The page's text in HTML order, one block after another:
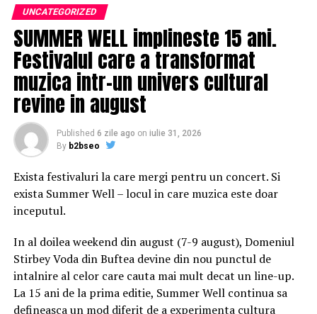
parteneriat ori a semnării unui contrat, trebuie să ştii că
există riscul ca spiritele să se încingă. S-ar putea ca
unele păreri să se fi schimbat ori poate că cineva
protestează în ceea ce priveşte unii termeni ai
înţelegerii care este pe cale să fie semnată. S-ar putea să
fii chiar tu acela(ea) care s-a răzgândit sau care ar vrea
să se rediscute anumite chestiuni. În cazul în care simţi
că ai fost dus(ă) de nas, acum este momentul să vorbeşti.
Horoscop Gemeni
Dintr-un motiv sau altul, s-ar putea ca astăzi să
cheltuieşti mai mult decât ţi-ai propus. Ori poate este
aveai cum să le anticipezi. Ce-i drept, au apărut
oportunităţi financiare în ultima vreme şi ai de unde să
dai, dar nu ar fi rău ca, pe viitor, să îţi aloci un buget de
criză pentru a nu risca să te trezeşti cu buzunarele goale
sau fără buget de weekend. De asemenea, gândeşte-te la
UNCATEGORIZED
SUMMER WELL implineste 15 ani.
Festivalul care a transformat
muzica intr-un univers cultural
revine in august
Published 6 zile ago on iulie 31, 2026
By b2bseo
Exista festivaluri la care mergi pentru un concert. Si
exista Summer Well – locul in care muzica este doar
inceputul.
In al doilea weekend din august (7-9 august), Domeniul
Stirbey Voda din Buftea devine din nou punctul de
intalnire al celor care cauta mai mult decat un line-up.
La 15 ani de la prima editie, Summer Well continua sa
defineasca un mod diferit de a experimenta cultura